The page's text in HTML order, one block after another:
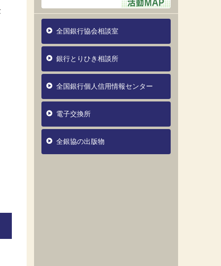
全国銀行協会相談室
銀行とりひき相談所
全国銀行個人信用情報センター
電子交換所
全銀協の出版物